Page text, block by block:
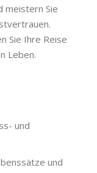
meistern Sie
Sie Ihre Reise
Leben.
und
und